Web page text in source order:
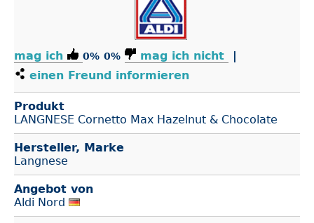
mag ich 0% 0% mag ich nicht
|
einen Freund informieren
Produkt
LANGNESE Cornetto Max Hazelnut & Chocolate
Hersteller, Marke
Langnese
Angebot von
Aldi Nord